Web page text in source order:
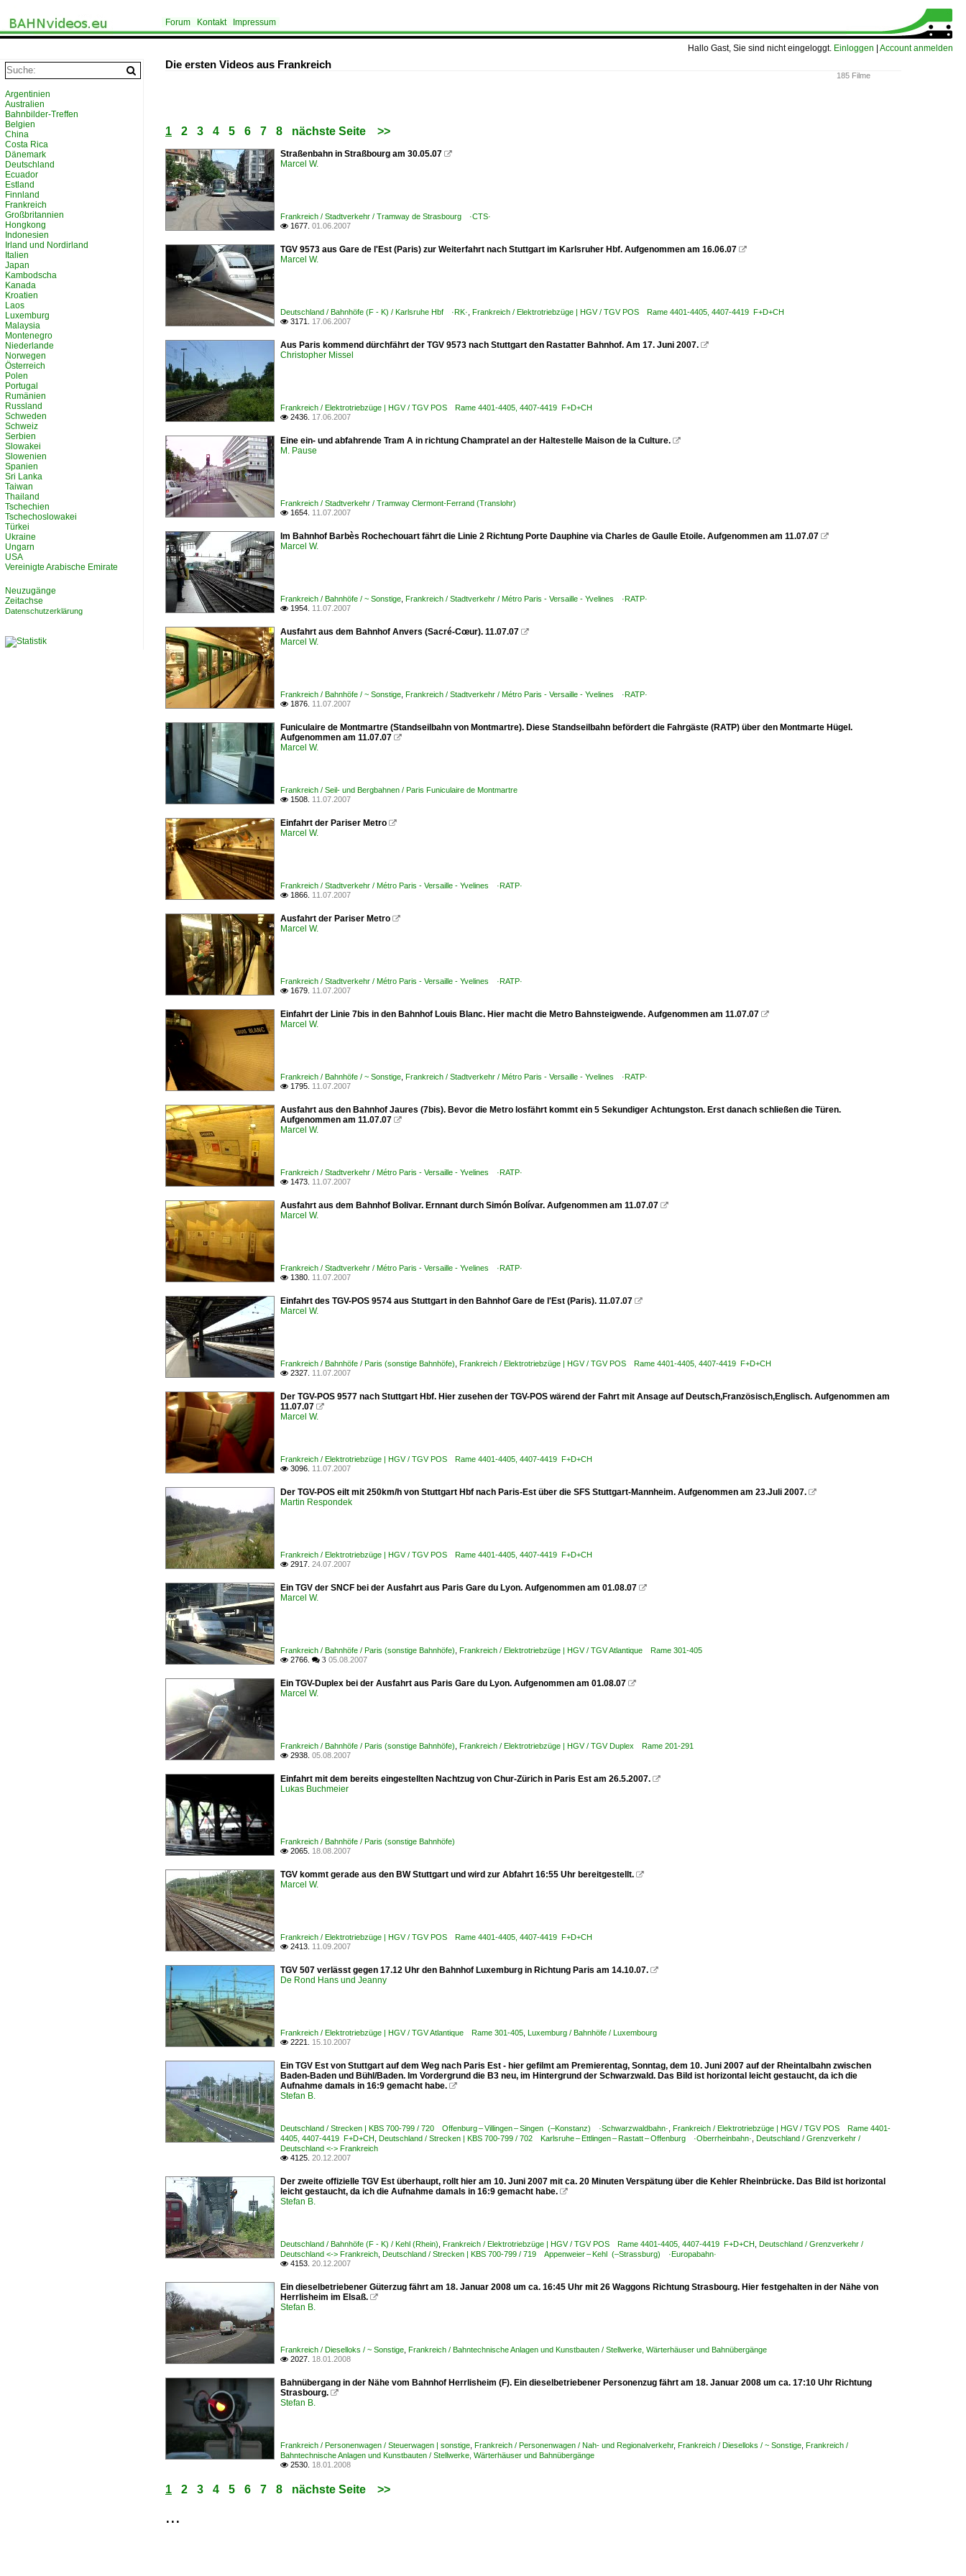
Hallo Gast, Sie sind nicht eingeloggt. Einloggen Account anmelden
Forum Kontakt Impressum
Die ersten Videos aus Frankreich
185 Filme
1 2 3 4 5 6 7 8 nächste Seite >>
Straßenbahn in Straßbourg am 30.05.07 
Marcel W.
Frankreich / Stadtverkehr / Tramway de Strasbourg ·CTS·
 1677. 01.06.2007
TGV 9573 aus Gare de l'Est (Paris) zur Weiterfahrt nach Stuttgart im Karlsruher Hbf. Aufgenommen am 16.06.07 
Marcel W.
Deutschland / Bahnhöfe (F - K) / Karlsruhe Hbf ·RK· Frankreich / Elektrotriebzüge | HGV / TGV POS Rame 4401-4405, 4407-4419 F+D+CH
 3171. 17.06.2007
Aus Paris kommend dürchfährt der TGV 9573 nach Stuttgart den Rastatter Bahnhof. Am 17. Juni 2007. 
Christopher Missel
Frankreich / Elektrotriebzüge | HGV / TGV POS Rame 4401-4405, 4407-4419 F+D+CH
 2436. 17.06.2007
Eine ein- und abfahrende Tram A in richtung Champratel an der Haltestelle Maison de la Culture. 
M. Pause
Frankreich / Stadtverkehr / Tramway Clermont-Ferrand (Translohr)
 1654. 11.07.2007
Im Bahnhof Barbès Rochechouart fährt die Linie 2 Richtung Porte Dauphine via Charles de Gaulle Etoile. Aufgenommen am 11.07.07 
Marcel W.
Frankreich / Bahnhöfe / ~ Sonstige Frankreich / Stadtverkehr / Métro Paris - Versaille - Yvelines ·RATP·
 1954. 11.07.2007
Ausfahrt aus dem Bahnhof Anvers (Sacré-Cœur). 11.07.07 
Marcel W.
Frankreich / Bahnhöfe / ~ Sonstige Frankreich / Stadtverkehr / Métro Paris - Versaille - Yvelines ·RATP·
 1876. 11.07.2007
Funiculaire de Montmartre (Standseilbahn von Montmartre). Diese Standseilbahn befördert die Fahrgäste (RATP) über den Montmarte Hügel.
Aufgenommen am 11.07.07 
Marcel W.
Frankreich / Seil- und Bergbahnen / Paris Funiculaire de Montmartre
 1508. 11.07.2007
Einfahrt der Pariser Metro 
Marcel W.
Frankreich / Stadtverkehr / Métro Paris - Versaille - Yvelines ·RATP·
 1866. 11.07.2007
Ausfahrt der Pariser Metro 
Marcel W.
Frankreich / Stadtverkehr / Métro Paris - Versaille - Yvelines ·RATP·
 1679. 11.07.2007
Einfahrt der Linie 7bis in den Bahnhof Louis Blanc. Hier macht die Metro Bahnsteigwende. Aufgenommen am 11.07.07 
Marcel W.
Frankreich / Bahnhöfe / ~ Sonstige Frankreich / Stadtverkehr / Métro Paris - Versaille - Yvelines ·RATP·
 1795. 11.07.2007
Ausfahrt aus den Bahnhof Jaures (7bis). Bevor die Metro losfährt kommt ein 5 Sekundiger Achtungston. Erst danach schließen die Türen.
Aufgenommen am 11.07.07 
Marcel W.
Frankreich / Stadtverkehr / Métro Paris - Versaille - Yvelines ·RATP·
 1473. 11.07.2007
Ausfahrt aus dem Bahnhof Bolivar. Ernnant durch Simón Bolívar. Aufgenommen am 11.07.07 
Marcel W.
Frankreich / Stadtverkehr / Métro Paris - Versaille - Yvelines ·RATP·
 1380. 11.07.2007
Einfahrt des TGV-POS 9574 aus Stuttgart in den Bahnhof Gare de l'Est (Paris). 11.07.07 
Marcel W.
Frankreich / Bahnhöfe / Paris (sonstige Bahnhöfe) Frankreich / Elektrotriebzüge | HGV / TGV POS Rame 4401-4405, 4407-4419 F+D+CH
 2327. 11.07.2007
Der TGV-POS 9577 nach Stuttgart Hbf. Hier zusehen der TGV-POS wärend der Fahrt mit Ansage auf Deutsch,Französisch,Englisch. Aufgenommen am
11.07.07 
Marcel W.
Frankreich / Elektrotriebzüge | HGV / TGV POS Rame 4401-4405, 4407-4419 F+D+CH
 3096. 11.07.2007
Der TGV-POS eilt mit 250km/h von Stuttgart Hbf nach Paris-Est über die SFS Stuttgart-Mannheim. Aufgenommen am 23.Juli 2007. 
Martin Respondek
Frankreich / Elektrotriebzüge | HGV / TGV POS Rame 4401-4405, 4407-4419 F+D+CH
 2917. 24.07.2007
Ein TGV der SNCF bei der Ausfahrt aus Paris Gare du Lyon. Aufgenommen am 01.08.07 
Marcel W.
Frankreich / Bahnhöfe / Paris (sonstige Bahnhöfe) Frankreich / Elektrotriebzüge | HGV / TGV Atlantique Rame 301-405
 2766.  3 05.08.2007
Ein TGV-Duplex bei der Ausfahrt aus Paris Gare du Lyon. Aufgenommen am 01.08.07 
Marcel W.
Frankreich / Bahnhöfe / Paris (sonstige Bahnhöfe) Frankreich / Elektrotriebzüge | HGV / TGV Duplex Rame 201-291
 2938. 05.08.2007
Einfahrt mit dem bereits eingestellten Nachtzug von Chur-Zürich in Paris Est am 26.5.2007. 
Lukas Buchmeier
Frankreich / Bahnhöfe / Paris (sonstige Bahnhöfe)
 2065. 18.08.2007
TGV kommt gerade aus den BW Stuttgart und wird zur Abfahrt 16:55 Uhr bereitgestellt. 
Marcel W.
Frankreich / Elektrotriebzüge | HGV / TGV POS Rame 4401-4405, 4407-4419 F+D+CH
 2413. 11.09.2007
TGV 507 verlässt gegen 17.12 Uhr den Bahnhof Luxemburg in Richtung Paris am 14.10.07. 
De Rond Hans und Jeanny
Frankreich / Elektrotriebzüge | HGV / TGV Atlantique Rame 301-405 Luxemburg / Bahnhöfe / Luxembourg
 2221. 15.10.2007
Ein TGV Est von Stuttgart auf dem Weg nach Paris Est - hier gefilmt am Premierentag, Sonntag, dem 10. Juni 2007 auf der Rheintalbahn zwischen
Baden-Baden und Bühl/Baden. Im Vordergrund die B3 neu, im Hintergrund der Schwarzwald. Das Bild ist horizontal leicht gestaucht, da ich die
Aufnahme damals in 16:9 gemacht habe. 
Stefan B.
Deutschland / Strecken | KBS 700-799 / 720 Offenburg – Villingen – Singen (–Konstanz) ·Schwarzwaldbahn· Frankreich / Elektrotriebzüge | HGV / TGV POS Rame 4401-
4405, 4407-4419 F+D+CH Deutschland / Strecken | KBS 700-799 / 702 Karlsruhe – Ettlingen – Rastatt – Offenburg ·Oberrheinbahn· Deutschland / Grenzverkehr /
Deutschland <-> Frankreich
 4125. 20.12.2007
Der zweite offizielle TGV Est überhaupt, rollt hier am 10. Juni 2007 mit ca. 20 Minuten Verspätung über die Kehler Rheinbrücke. Das Bild ist horizontal
leicht gestaucht, da ich die Aufnahme damals in 16:9 gemacht habe. 
Stefan B.
Deutschland / Bahnhöfe (F - K) / Kehl (Rhein) Frankreich / Elektrotriebzüge | HGV / TGV POS Rame 4401-4405, 4407-4419 F+D+CH Deutschland / Grenzverkehr /
Deutschland <-> Frankreich Deutschland / Strecken | KBS 700-799 / 719 Appenweier – Kehl (–Strassburg) ·Europabahn·
 4153. 20.12.2007
Ein dieselbetriebener Güterzug fährt am 18. Januar 2008 um ca. 16:45 Uhr mit 26 Waggons Richtung Strasbourg. Hier festgehalten in der Nähe von
Herrlisheim im Elsaß. 
Stefan B.
Frankreich / Dieselloks / ~ Sonstige Frankreich / Bahntechnische Anlagen und Kunstbauten / Stellwerke, Wärterhäuser und Bahnübergänge
 2027. 18.01.2008
Bahnübergang in der Nähe vom Bahnhof Herrlisheim (F). Ein dieselbetriebener Personenzug fährt am 18. Januar 2008 um ca. 17:10 Uhr Richtung
Strasbourg. 
Stefan B.
Frankreich / Personenwagen / Steuerwagen | sonstige Frankreich / Personenwagen / Nah- und Regionalverkehr, Frankreich / Dieselloks / ~ Sonstige Frankreich /
Bahntechnische Anlagen und Kunstbauten / Stellwerke, Wärterhäuser und Bahnübergänge
 2530. 18.01.2008
1 2 3 4 5 6 7 8 nächste Seite >>
...
Argentinien
Australien
Bahnbilder-Treffen
Belgien
China
Costa Rica
Dänemark
Deutschland
Ecuador
Estland
Finnland
Frankreich
Großbritannien
Hongkong
Indonesien
Irland und Nordirland
Italien
Japan
Kambodscha
Kanada
Kroatien
Laos
Luxemburg
Malaysia
Montenegro
Niederlande
Norwegen
Österreich
Polen
Portugal
Rumänien
Russland
Schweden
Schweiz
Serbien
Slowakei
Slowenien
Spanien
Sri Lanka
Taiwan
Thailand
Tschechien
Tschechoslowakei
Türkei
Ukraine
Ungarn
USA
Vereinigte Arabische Emirate
Neuzugänge
Zeitachse
Datenschutzerklärung